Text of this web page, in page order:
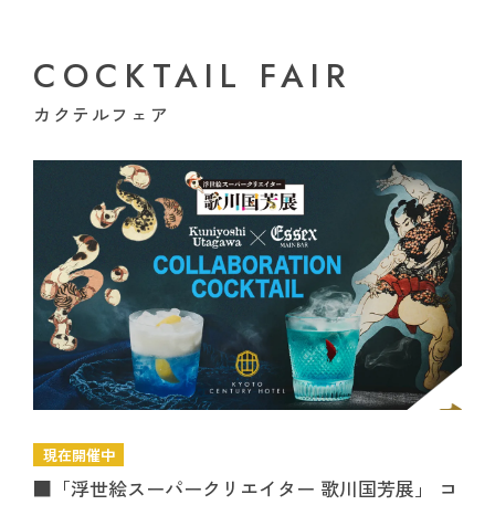
COCKTAIL FAIR
カクテルフェア
現在開催中
■「浮世絵スーパークリエイター 歌川国芳展」 コ